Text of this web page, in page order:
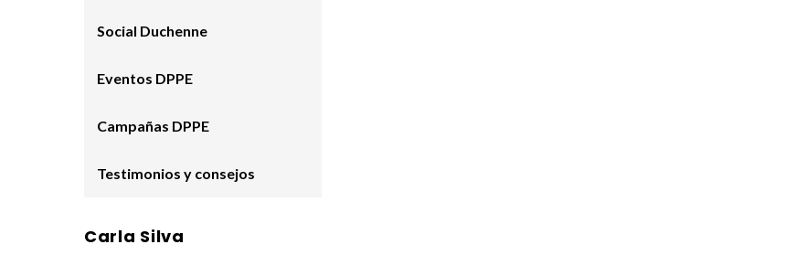
Social Duchenne
Eventos DPPE
Campañas DPPE
Testimonios y consejos
Carla Silva